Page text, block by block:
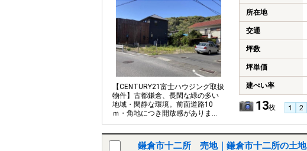
【CENTURY21富士ハウジング取扱
物件】古都鎌倉、長閑な緑の多い
地域・閑静な環境。前面道路10
ｍ・角地につき開放感がありま
す。建築条件はありません。
所在地
交通
坪数
坪単価
建ぺい率
13枚
鎌倉市十二所 売地｜鎌倉市十二所の土地